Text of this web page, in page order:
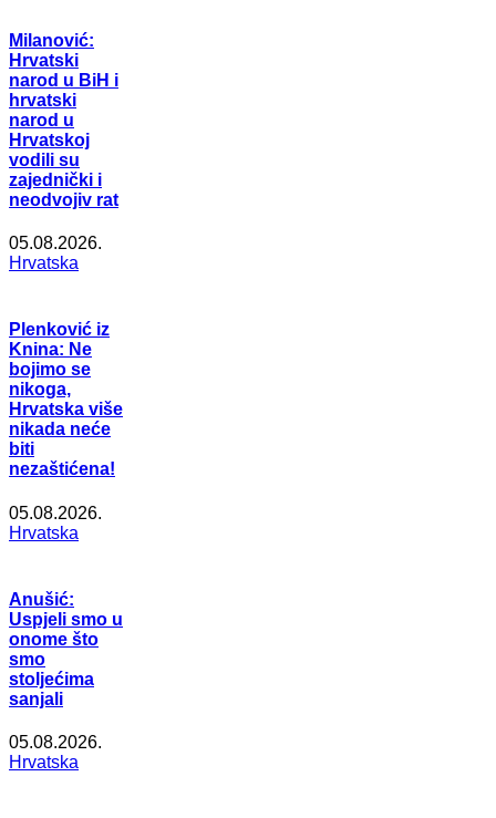
Milanović:
Hrvatski
narod u BiH i
hrvatski
narod u
Hrvatskoj
vodili su
zajednički i
neodvojiv rat
05.08.2026.
Hrvatska
Plenković iz
Knina: Ne
bojimo se
nikoga,
Hrvatska više
nikada neće
biti
nezaštićena!
05.08.2026.
Hrvatska
Anušić:
Uspjeli smo u
onome što
smo
stoljećima
sanjali
05.08.2026.
Hrvatska